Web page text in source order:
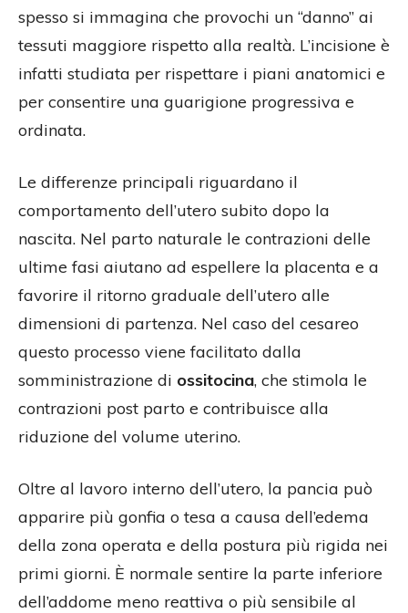
spesso si immagina che provochi un “danno” ai
tessuti maggiore rispetto alla realtà. L’incisione è
infatti studiata per rispettare i piani anatomici e
per consentire una guarigione progressiva e
ordinata.
Le differenze principali riguardano il
comportamento dell’utero subito dopo la
nascita. Nel parto naturale le contrazioni delle
ultime fasi aiutano ad espellere la placenta e a
favorire il ritorno graduale dell’utero alle
dimensioni di partenza. Nel caso del cesareo
questo processo viene facilitato dalla
somministrazione di ossitocina, che stimola le
contrazioni post parto e contribuisce alla
riduzione del volume uterino.
Oltre al lavoro interno dell’utero, la pancia può
apparire più gonfia o tesa a causa dell’edema
della zona operata e della postura più rigida nei
primi giorni. È normale sentire la parte inferiore
dell’addome meno reattiva o più sensibile al